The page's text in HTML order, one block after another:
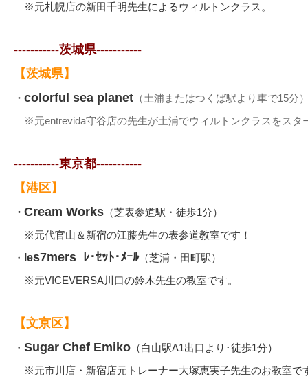
※元札幌店の新田千明先生によるウィルトンクラス。
-----------茨城県-----------
【茨城県】
・ colorful sea planet （土浦またはつくば駅より車で15分
※元entrevida守谷店の先生が土浦でウィルトンクラスをスタ
-----------東京都-----------
【港区】
・ Cream Works （芝表参道駅・徒歩1分）
※元代官山＆新宿の江藤先生の表参道教室です！
・ les7mers ﾚ･ｾｯﾄ･ﾒｰﾙ（芝浦・田町駅）
※元VICEVERSA川口の鈴木先生の教室です。
【文京区】
・ Sugar Chef Emiko （白山駅A1出口より･徒歩1分）
※元市川店・新宿店元トレーナー大塚恵実子先生のお教室で